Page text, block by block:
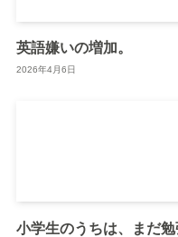
英語嫌いの増加。
2026年4月6日
小学生のうちは、まだ勉